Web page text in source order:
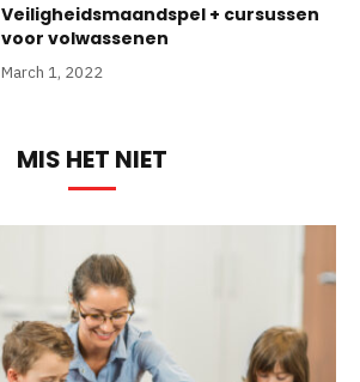
Veiligheidsmaandspel + cursussen
voor volwassenen
March 1, 2022
MIS HET NIET